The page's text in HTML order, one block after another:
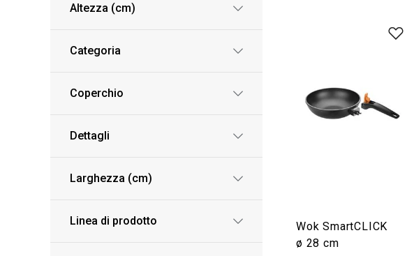
Altezza (cm)
Categoria
Coperchio
Dettagli
Larghezza (cm)
Linea di prodotto
Wok SmartCLICK
ø 28 cm